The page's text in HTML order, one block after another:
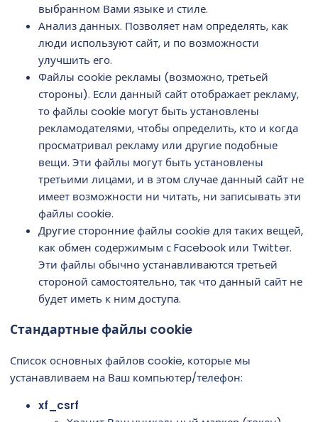
выбранном Вами языке и стиле.
Анализ данных. Позволяет нам определять, как
люди используют сайт, и по возможности
улучшить его.
Файлы cookie рекламы (возможно, третьей
стороны). Если данный сайт отображает рекламу,
то файлы cookie могут быть установлены
рекламодателями, чтобы определить, кто и когда
просматривал рекламу или другие подобные
вещи. Эти файлы могут быть установлены
третьими лицами, и в этом случае данный сайт не
имеет возможности ни читать, ни записывать эти
файлы cookie.
Другие сторонние файлы cookie для таких вещей,
как обмен содержимым с Facebook или Twitter.
Эти файлы обычно устанавливаются третьей
стороной самостоятельно, так что данный сайт не
будет иметь к ним доступа.
Стандартные файлы cookie
Список основных файлов cookie, которые мы
устанавливаем на Ваш компьютер/телефон:
xf_csrf